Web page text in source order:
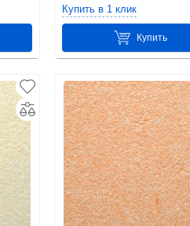
Купить в 1 клик
Купить